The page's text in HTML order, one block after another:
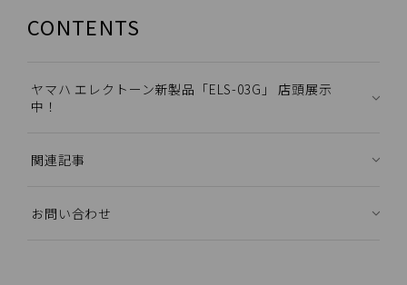
CONTENTS
ヤマハ エレクトーン新製品「ELS-03G」 店頭展示
中！
関連記事
お問い合わせ